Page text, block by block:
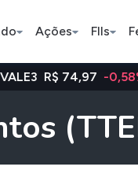
Ações FIIs
-0,58% BBAS3